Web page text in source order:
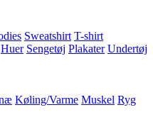
Sweatshirt T-shirt
Huer Sengetøj Plakater Undertøj
Køling/Varme Muskel Ryg